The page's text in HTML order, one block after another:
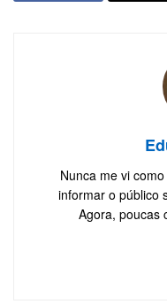
Nunca me vi
informar o público
Agora, poucas